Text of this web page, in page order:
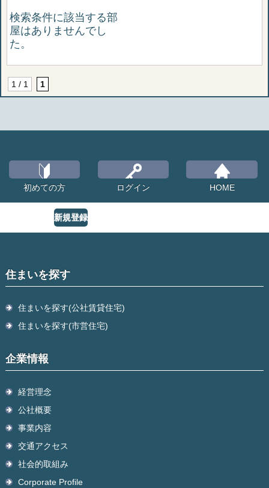
検索条件に該当する部
屋はありませんでし
た。
1 / 1 1
初めての方 ログイン HOME
新規登録
住まいを探す
住まいを探す(公社賃貸住宅)
住まいを探す(市営住宅)
企業情報
経営理念
公社概要
事業内容
交通アクセス
社会的取組み
Corporate Profile